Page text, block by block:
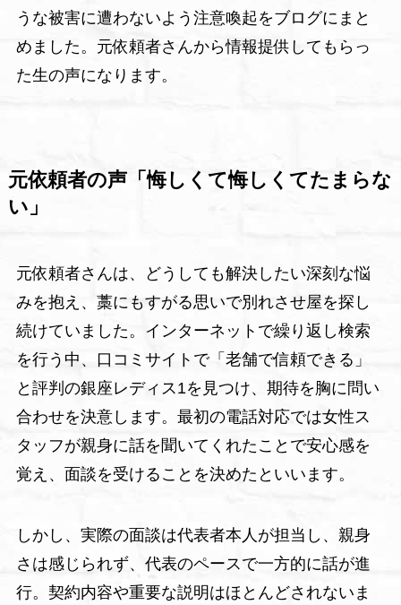
うな被害に遭わないよう注意喚起をブログにまと
めました。元依頼者さんから情報提供してもらっ
た生の声になります。
元依頼者の声「悔しくて悔しくてたまらな
い」
元依頼者さんは、どうしても解決したい深刻な悩
みを抱え、藁にもすがる思いで別れさせ屋を探し
続けていました。インターネットで繰り返し検索
を行う中、口コミサイトで「老舗で信頼できる」
と評判の銀座レディス1を見つけ、期待を胸に問い
合わせを決意します。最初の電話対応では女性ス
タッフが親身に話を聞いてくれたことで安心感を
覚え、面談を受けることを決めたといいます。
しかし、実際の面談は代表者本人が担当し、親身
さは感じられず、代表のペースで一方的に話が進
行。契約内容や重要な説明はほとんどされないま